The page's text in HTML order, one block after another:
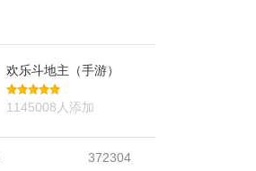
欢乐斗地主（手游）
1145008人添加
372304